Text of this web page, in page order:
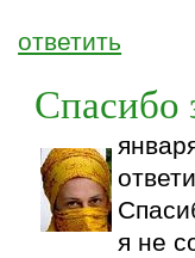
ответить
Спасибо
я не